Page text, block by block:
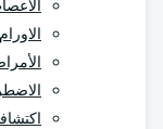
الاورام